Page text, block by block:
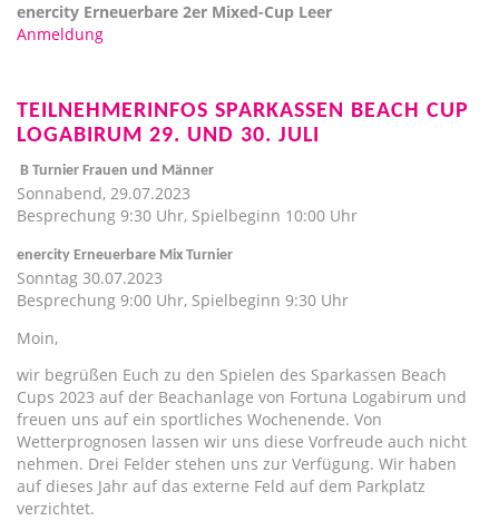
enercity Erneuerbare 2er Mixed-Cup Leer
Anmeldung
TEILNEHMERINFOS SPARKASSEN BEACH CUP
LOGABIRUM 29. UND 30. JULI
B Turnier Frauen und Männer
Sonnabend, 29.07.2023
Besprechung 9:30 Uhr, Spielbeginn 10:00 Uhr
enercity Erneuerbare Mix Turnier
Sonntag 30.07.2023
Besprechung 9:00 Uhr, Spielbeginn 9:30 Uhr
Moin,
wir begrüßen Euch zu den Spielen des Sparkassen Beach
Cups 2023 auf der Beachanlage von Fortuna Logabirum und
freuen uns auf ein sportliches Wochenende. Von
Wetterprognosen lassen wir uns diese Vorfreude auch nicht
nehmen. Drei Felder stehen uns zur Verfügung. Wir haben
auf dieses Jahr auf das externe Feld auf dem Parkplatz
verzichtet.